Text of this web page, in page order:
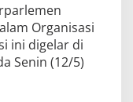
Organisasi
ini digelar di
Senin (12/5)